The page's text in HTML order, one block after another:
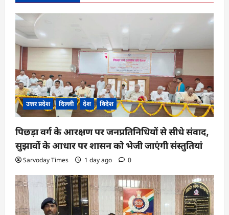
g
a
t
i
o
n उत्तर प्रदेश दिल्ली देश विदेश
पिछड़ा वर्ग के आरक्षण पर जनप्रतिनिधियों से सीधे संवाद,
सुझावों के आधार पर शासन को भेजी जाएंगी संस्तुतियां
Sarvoday Times 1 day ago 0